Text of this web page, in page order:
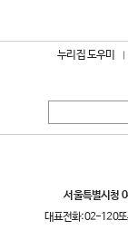
누리집 도우미
서울특별시청
대표전화:02-120